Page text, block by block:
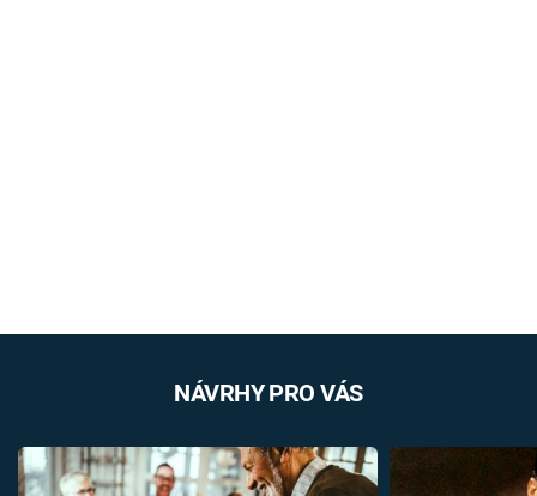
NÁVRHY PRO VÁS